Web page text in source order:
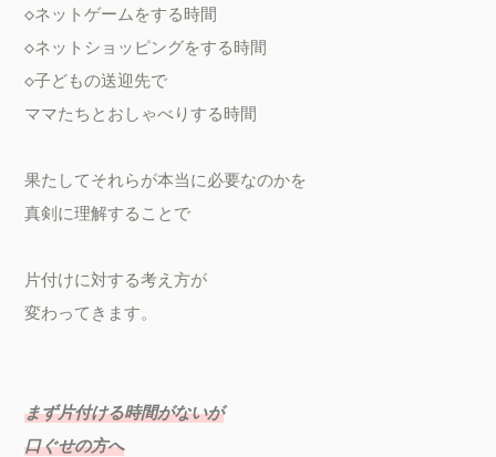
◇ネットゲームをする時間
◇ネットショッピングをする時間
◇子どもの送迎先で
ママたちとおしゃべりする時間
果たしてそれらが本当に必要なのかを
真剣に理解することで
片付けに対する考え方が
変わってきます。
まず片付ける時間がないが
口ぐせの方へ